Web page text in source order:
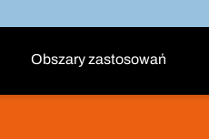
Obszary zastosowań